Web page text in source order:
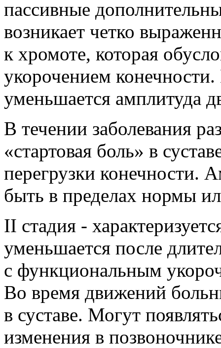
пассивные
возникает четко
к хромоте, которая
укорочением
уменьшается амплитуда
В течении заболевания
«стартовая боль» в
перегрузки конечности.
быть в пределах нормы
ІІ стадия -
уменьшается после
с функциональным
Во время движений
в суставе. Могут
изменения в